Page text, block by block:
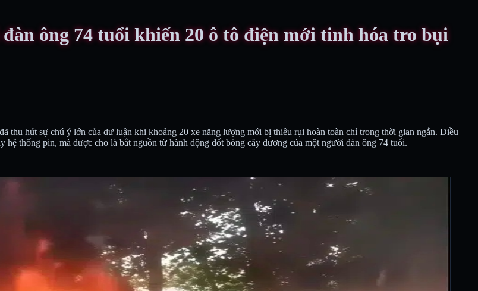
ông 74 tuổi khiến 20 ô tô điện mới tinh hóa tro bụi
hút sự chú ý lớn của dư luận khi khoảng 20 xe năng lượng mới bị thiêu rụi hoàn toàn chỉ trong thời gian ngắn. Điều
thống pin, mà được cho là bắt nguồn từ hành động đốt bông cây dương của một người đàn ông 74 tuổi.